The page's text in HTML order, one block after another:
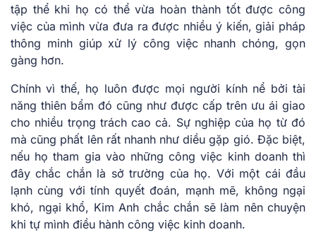
tập thể khi họ có thể vừa hoàn thành tốt được công
việc của mình vừa đưa ra được nhiều ý kiến, giải pháp
thông minh giúp xử lý công việc nhanh chóng, gọn
gàng hơn.
Chính vì thế, họ luôn được mọi người kính nể bởi tài
năng thiên bẩm đó cũng như được cấp trên ưu ái giao
cho nhiều trọng trách cao cả. Sự nghiệp của họ từ đó
mà cũng phất lên rất nhanh như diều gặp gió. Đặc biệt,
nếu họ tham gia vào những công việc kinh doanh thì
đây chắc chắn là sở trường của họ. Với một cái đầu
lạnh cùng với tính quyết đoán, mạnh mẽ, không ngại
khó, ngại khổ, Kim Anh chắc chắn sẽ làm nên chuyện
khi tự mình điều hành công việc kinh doanh.